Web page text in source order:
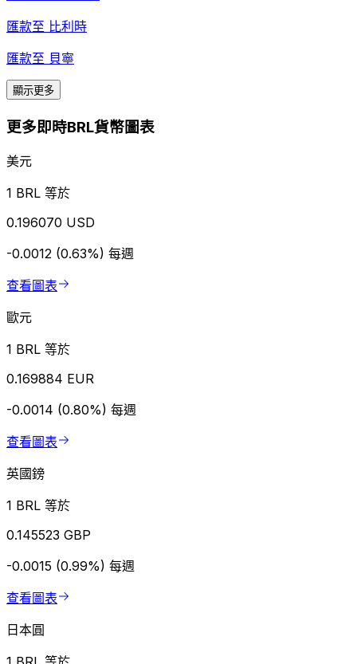
匯款至 比利時
匯款至 貝寧
顯示更多
更多即時BRL貨幣圖表
美元
1 BRL 等於
0.196070 USD
-0.0012 (0.63%) 每週
查看圖表
歐元
1 BRL 等於
0.169884 EUR
-0.0014 (0.80%) 每週
查看圖表
英國鎊
1 BRL 等於
0.145523 GBP
-0.0015 (0.99%) 每週
查看圖表
日本圓